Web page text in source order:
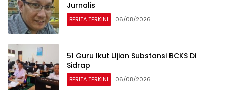
Jurnalis
BERITA TERKINI 06/08/2026
51 Guru Ikut Ujian Substansi BCKS Di
Sidrap
BERITA TERKINI 06/08/2026